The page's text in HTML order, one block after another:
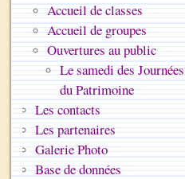
Accueil de classes
Accueil de groupes
Ouvertures au public
Le samedi des Journées
du Patrimoine
Les contacts
Les partenaires
Galerie Photo
Base de données